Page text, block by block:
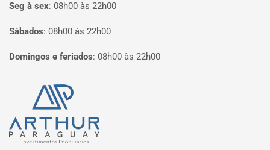
Seg à sex: 08h00 às 22h00
Sábados: 08h00 às 22h00
Domingos e feriados: 08h00 às 22h00
Página inicial